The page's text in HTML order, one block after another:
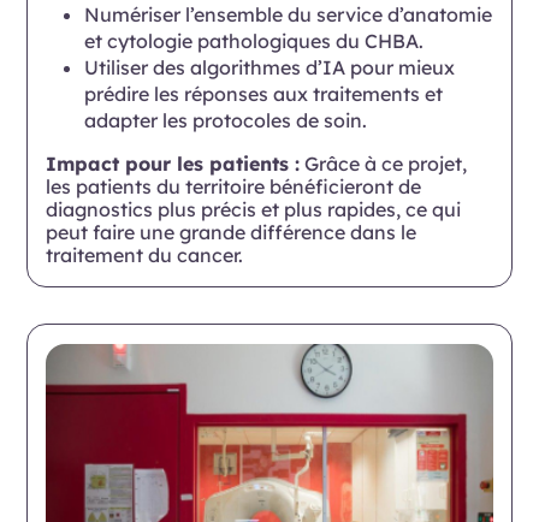
Numériser l’ensemble du service d’anatomie
et cytologie pathologiques du CHBA.
Utiliser des algorithmes d’IA pour mieux
prédire les réponses aux traitements et
adapter les protocoles de soin.
Impact pour les patients : Grâce à ce projet,
les patients du territoire bénéficieront de
diagnostics plus précis et plus rapides, ce qui
peut faire une grande différence dans le
traitement du cancer.